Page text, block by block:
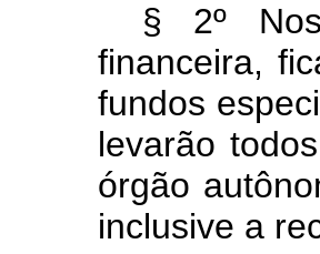
§ 2º
financeira,
fundos
levarão
órgão
inclusive a